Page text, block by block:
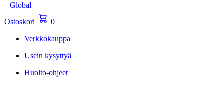
Global
Ostoskori
0
Verkkokauppa
Usein kysyttyä
Huolto-ohjeet